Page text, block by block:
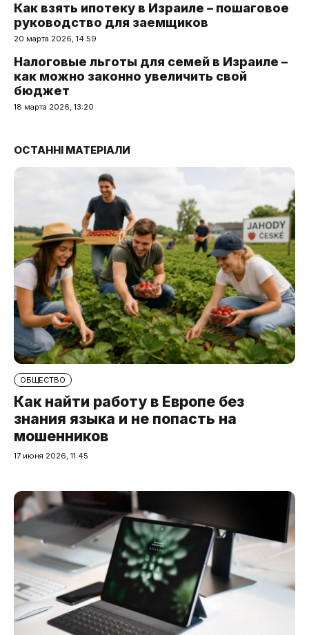
Как взять ипотеку в Израиле – пошаговое
руководство для заемщиков
20 марта 2026, 14:59
Налоговые льготы для семей в Израиле –
как можно законно увеличить свой
бюджет
18 марта 2026, 13:20
ОСТАННІ МАТЕРІАЛИ
ОБЩЕСТВО
Как найти работу в Европе без
знания языка и не попасть на
мошенников
17 июня 2026, 11:45